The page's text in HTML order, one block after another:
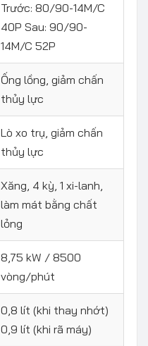
Trước: 80/90-14M/C
40P Sau: 90/90-
14M/C 52P
Ống lồng, giảm chấn
thủy lực
Lò xo trụ, giảm chấn
thủy lực
Xăng, 4 kỳ, 1 xi-lanh,
làm mát bằng chất
lỏng
8,75 kW / 8500
vòng/phút
0,8 lít (khi thay nhớt)
0,9 lít (khi rã máy)